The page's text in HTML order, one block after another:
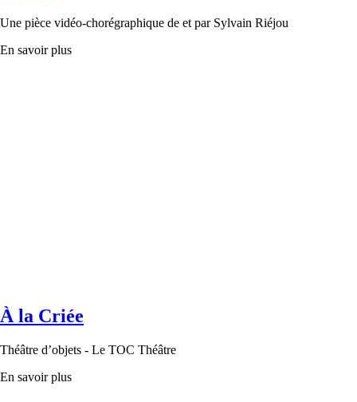
Une pièce vidéo-chorégraphique de et par Sylvain Riéjou
En savoir plus
À la Criée
Théâtre d’objets - Le TOC Théâtre
En savoir plus